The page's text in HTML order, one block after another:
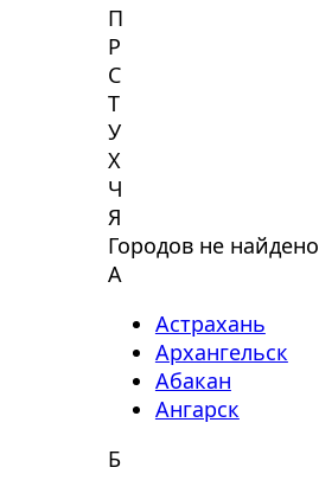
П
Р
С
Т
У
Х
Ч
Я
Городов не найдено
А
Астрахань
Архангельск
Абакан
Ангарск
Б